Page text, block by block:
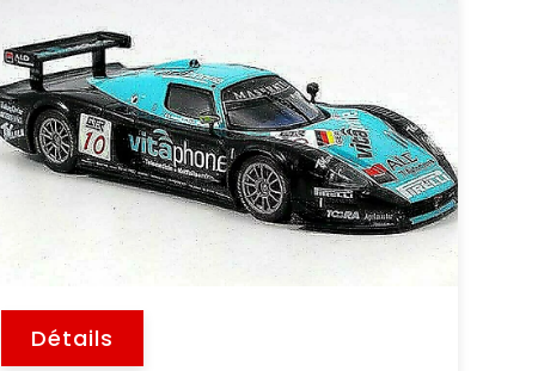
Détails